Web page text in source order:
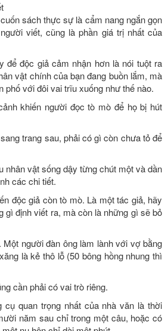
sách thực sự là cẩm nang ngắn gọn
viết, cũng là phần giá trị nhất của
để độc giả cảm nhận hơn là nói tuột ra
vật chính của bạn đang buồn lắm, mà
phố với đôi vai trĩu xuống như thế nào.
khiến người đọc tò mò để họ bị hút
trang sau, phải có gì còn chưa tỏ để
nhân vật sống dậy từng chút một và dần
các chi tiết.
độc giả còn tò mò. Là một tác giả, hãy
gì định viết ra, mà còn là những gì sẽ bỏ
người đàn ông làm lành với vợ bằng
là kẻ thô lỗ (50 bông hồng nhung thì
cần phải có vai trò riêng.
cụ quan trọng nhất của nhà văn là thời
năm sau chỉ trong một câu, hoặc có